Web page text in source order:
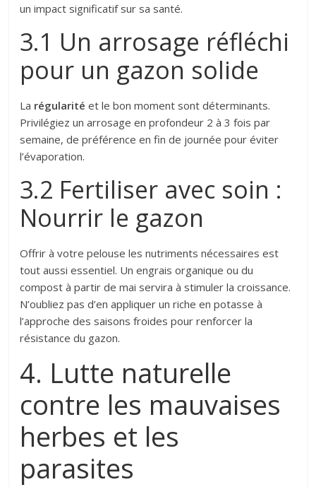
un impact significatif sur sa santé.
3.1 Un arrosage réfléchi
pour un gazon solide
La régularité et le bon moment sont déterminants.
Privilégiez un arrosage en profondeur 2 à 3 fois par
semaine, de préférence en fin de journée pour éviter
l’évaporation.
3.2 Fertiliser avec soin :
Nourrir le gazon
Offrir à votre pelouse les nutriments nécessaires est
tout aussi essentiel. Un engrais organique ou du
compost à partir de mai servira à stimuler la croissance.
N’oubliez pas d’en appliquer un riche en potasse à
l’approche des saisons froides pour renforcer la
résistance du gazon.
4. Lutte naturelle
contre les mauvaises
herbes et les
parasites